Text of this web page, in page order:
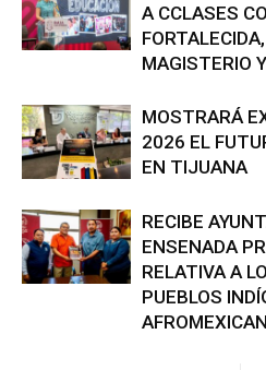
A CCLASES
MAGISTERIO
MOSTRARÁ
2026 EL
EN TIJUANA
RECIBE
ENSENADA
RELATIVA A
PUEBLOS